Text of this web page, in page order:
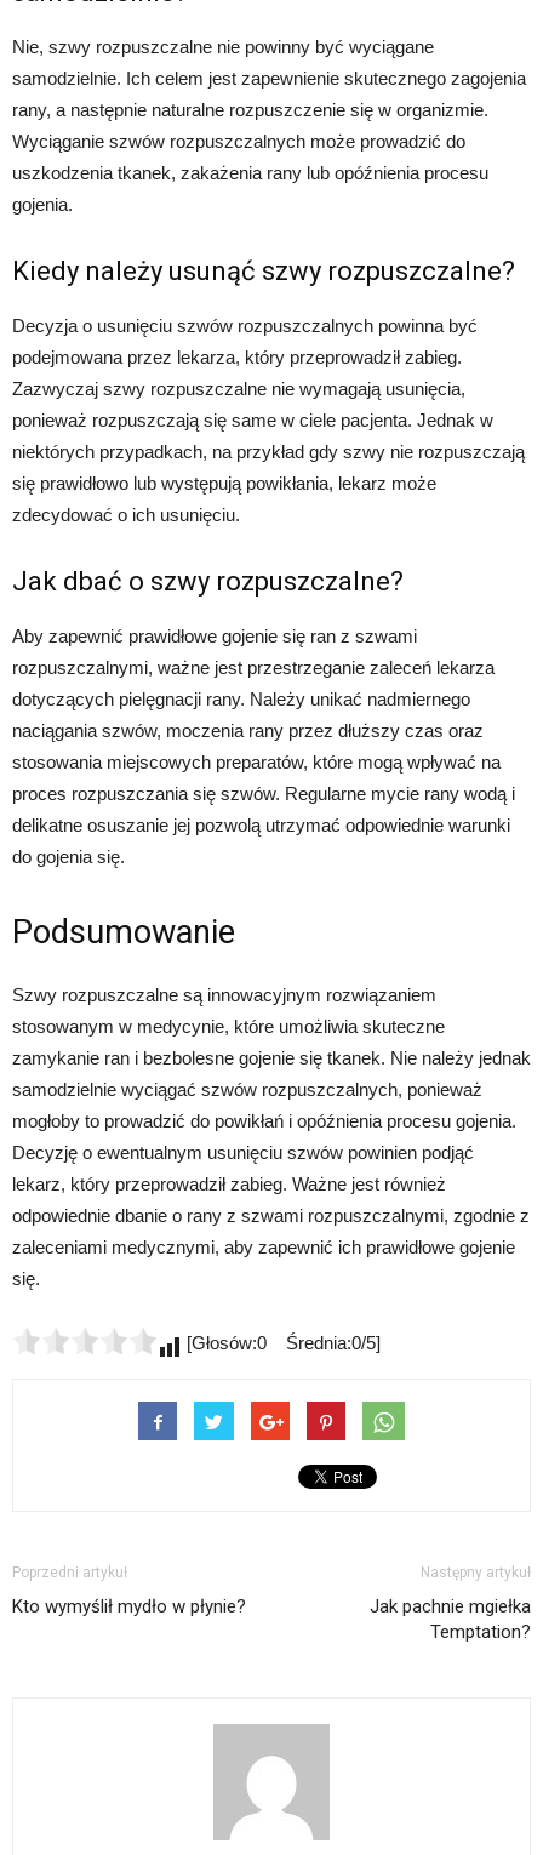
Nie, szwy rozpuszczalne nie powinny być wyciągane
samodzielnie. Ich celem jest zapewnienie skutecznego zagojenia
rany, a następnie naturalne rozpuszczenie się w organizmie.
Wyciąganie szwów rozpuszczalnych może prowadzić do
uszkodzenia tkanek, zakażenia rany lub opóźnienia procesu
gojenia.
Kiedy należy usunąć szwy rozpuszczalne?
Decyzja o usunięciu szwów rozpuszczalnych powinna być
podejmowana przez lekarza, który przeprowadził zabieg.
Zazwyczaj szwy rozpuszczalne nie wymagają usunięcia,
ponieważ rozpuszczają się same w ciele pacjenta. Jednak w
niektórych przypadkach, na przykład gdy szwy nie rozpuszczają
się prawidłowo lub występują powikłania, lekarz może
zdecydować o ich usunięciu.
Jak dbać o szwy rozpuszczalne?
Aby zapewnić prawidłowe gojenie się ran z szwami
rozpuszczalnymi, ważne jest przestrzeganie zaleceń lekarza
dotyczących pielęgnacji rany. Należy unikać nadmiernego
naciągania szwów, moczenia rany przez dłuższy czas oraz
stosowania miejscowych preparatów, które mogą wpływać na
proces rozpuszczania się szwów. Regularne mycie rany wodą i
delikatne osuszanie jej pozwolą utrzymać odpowiednie warunki
do gojenia się.
Podsumowanie
Szwy rozpuszczalne są innowacyjnym rozwiązaniem
stosowanym w medycynie, które umożliwia skuteczne
zamykanie ran i bezbolesne gojenie się tkanek. Nie należy jednak
samodzielnie wyciągać szwów rozpuszczalnych, ponieważ
mogłoby to prowadzić do powikłań i opóźnienia procesu gojenia.
Decyzję o ewentualnym usunięciu szwów powinien podjąć
lekarz, który przeprowadził zabieg. Ważne jest również
odpowiednie dbanie o rany z szwami rozpuszczalnymi, zgodnie z
zaleceniami medycznymi, aby zapewnić ich prawidłowe gojenie
się.
[Głosów:0 Średnia:0/5]
Poprzedni artykuł
Kto wymyślił mydło w płynie?
Następny artykuł
Jak pachnie mgiełka
Temptation?